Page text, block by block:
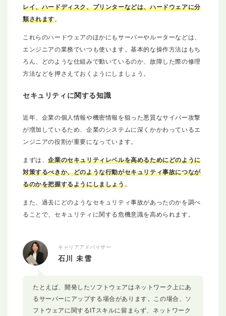
レイ、ハードディスク、プリンターなどは、ハードウェアに分
類されます。
これらのハードウェアのほかにもサーバーやルーターなどは、
エンジニアの業務でいつも使います。基本的な操作方法はもち
ろん、どのような仕組みで動いているのか、故障した際の修理
方法などを押さえておくようにしましょう。
セキュリティに関する知識
近年、企業の個人情報や機密情報を狙った悪質なサイバー攻撃
が増加しているため、企業のシステムに深くかかわっているエ
ンジニアの役割が重要になっています。
まずは、企業のセキュリティレベルを高めるためにどのように
対策するべきか、どのような行動がセキュリティ事故につなが
るのかを把握するようにしましょう。
また、過去にどのようなセキュリティ事故があったのかを調べ
ることで、セキュリティに関する危機意識を高められます。
キャリアアドバイザー
石川 未雪
たとえば、開発したソフトウェアはネットワーク上にあ
るサーバーにアップする場合があります。この場合、ソ
フトウェアに関するITスキルに留まらず、ネットワーク